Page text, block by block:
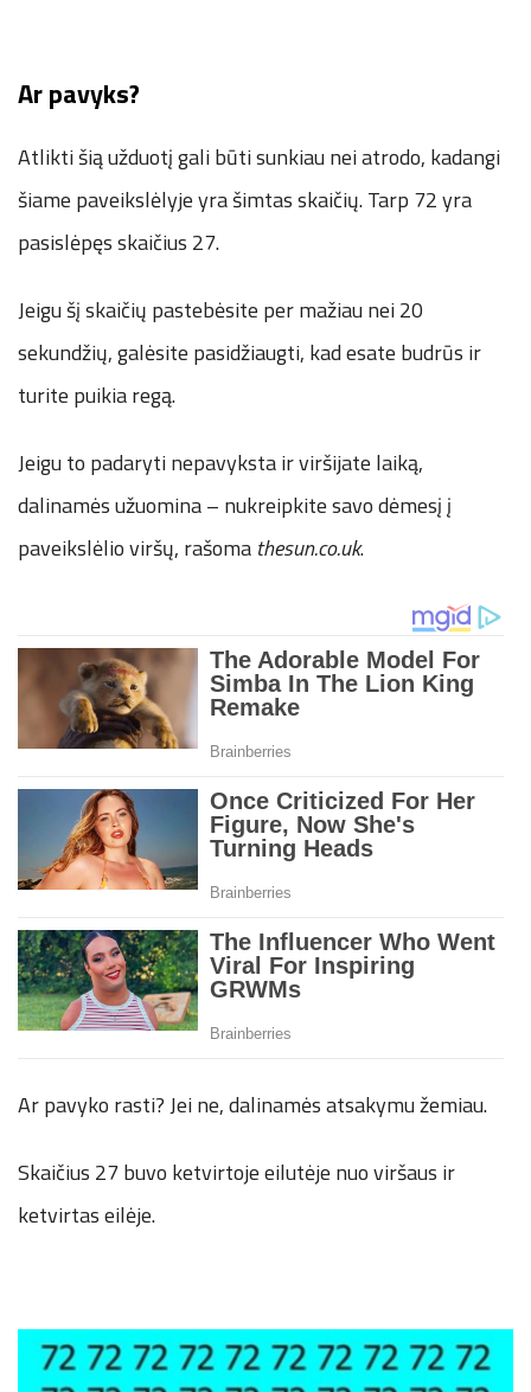
Ar pavyks?
Atlikti šią užduotį gali būti sunkiau nei atrodo, kadangi
šiame paveikslėlyje yra šimtas skaičių. Tarp 72 yra
pasislėpęs skaičius 27.
Jeigu šį skaičių pastebėsite per mažiau nei 20
sekundžių, galėsite pasidžiaugti, kad esate budrūs ir
turite puikia regą.
Jeigu to padaryti nepavyksta ir viršijate laiką,
dalinamės užuomina – nukreipkite savo dėmesį į
paveikslėlio viršų, rašoma thesun.co.uk.
Ar pavyko rasti? Jei ne, dalinamės atsakymu žemiau.
Skaičius 27 buvo ketvirtoje eilutėje nuo viršaus ir
ketvirtas eilėje.